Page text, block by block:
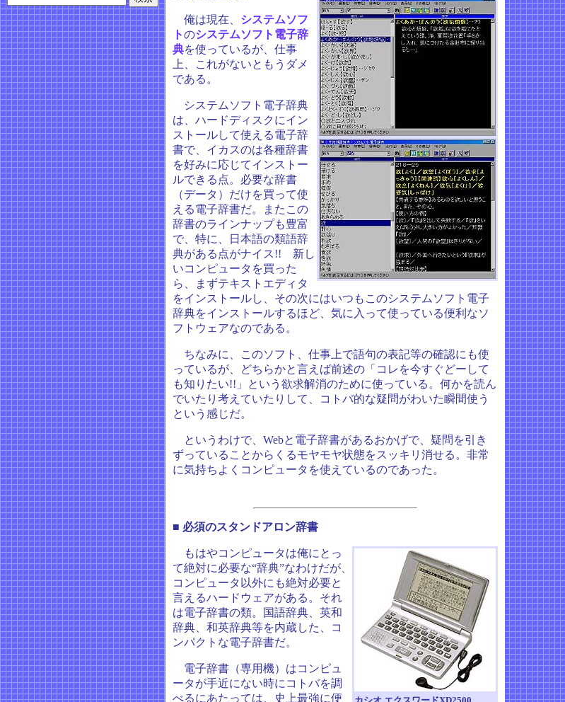
俺は現在、 システムソフ
トのシステムソフト電子辞
典を使っているが、仕事
上、これがないともうダメ
である。
システムソフト電子辞典
は、ハードディスクにイン
ストールして使える電子辞
書で、イカスのは各種辞書
を好みに応じてインストー
ルできる点。必要な辞書
（データ）だけを買って使
える電子辞書だ。またこの
辞書のラインナップも豊富
で、特に、日本語の類語辞
典がある点がナイス!! 新し
いコンピュータを買った
ら、まずテキストエディタ
をインストールし、その次にはいつもこのシステムソフト電子
辞典をインストールするほど、気に入って使っている便利なソ
フトウェアなのである。
ちなみに、このソフト、仕事上で語句の表記等の確認にも使
っているが、どちらかと言えば前述の「コレを今すぐどーして
も知りたい!!」という欲求解消のために使っている。何かを読ん
でいたり考えていたりして、コトバ的な疑問がわいた瞬間使う
という感じだ。
というわけで、Webと電子辞書があるおかげで、疑問を引き
ずっていることからくるモヤモヤ状態をスッキリ消せる。非常
に気持ちよくコンピュータを使えているのであった。
■ 必須のスタンドアロン辞書
もはやコンピュータは俺にとっ
て絶対に必要な“辞典”なわけだが、
コンピュータ以外にも絶対必要と
言えるハードウェアがある。それ
は電子辞書の類。国語辞典、英和
辞典、和英辞典等を内蔵した、コ
ンパクトな電子辞書だ。
電子辞書（専用機）はコンピュ
ータが手近にない時にコトバを調
べるにあたっては、史上最強に便